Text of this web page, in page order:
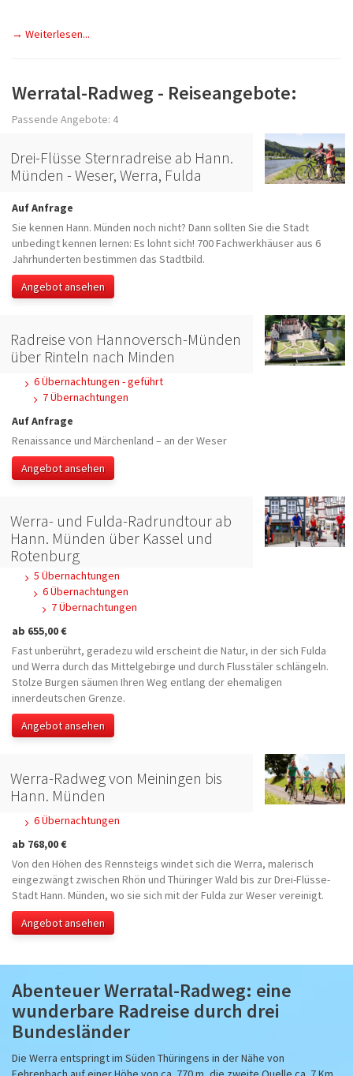
→ Weiterlesen...
Werratal-Radweg - Reiseangebote:
Passende Angebote: 4
Drei-Flüsse Sternradreise ab Hann.
Münden - Weser, Werra, Fulda
Auf Anfrage
Sie kennen Hann. Münden noch nicht? Dann sollten Sie die Stadt
unbedingt kennen lernen: Es lohnt sich! 700 Fachwerkhäuser aus 6
Jahrhunderten bestimmen das Stadtbild.
Angebot ansehen
Radreise von Hannoversch-Münden
über Rinteln nach Minden
6 Übernachtungen - geführt
7 Übernachtungen
Auf Anfrage
Renaissance und Märchenland – an der Weser
Angebot ansehen
Werra- und Fulda-Radrundtour ab
Hann. Münden über Kassel und
Rotenburg
5 Übernachtungen
6 Übernachtungen
7 Übernachtungen
ab 655,00 €
Fast unberührt, geradezu wild erscheint die Natur, in der sich Fulda
und Werra durch das Mittelgebirge und durch Flusstäler schlängeln.
Stolze Burgen säumen Ihren Weg entlang der ehemaligen
innerdeutschen Grenze.
Angebot ansehen
Werra-Radweg von Meiningen bis
Hann. Münden
6 Übernachtungen
ab 768,00 €
Von den Höhen des Rennsteigs windet sich die Werra, malerisch
eingezwängt zwischen Rhön und Thüringer Wald bis zur Drei-Flüsse-
Stadt Hann. Münden, wo sie sich mit der Fulda zur Weser vereinigt.
Angebot ansehen
Abenteuer Werratal-Radweg: eine
wunderbare Radreise durch drei
Bundesländer
Die Werra entspringt im Süden Thüringens in der Nähe von